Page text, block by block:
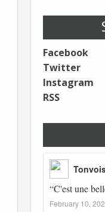
Facebook
Twitter
Instagram
RSS
February 10,